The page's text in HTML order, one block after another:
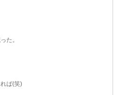
た。
ば(笑)